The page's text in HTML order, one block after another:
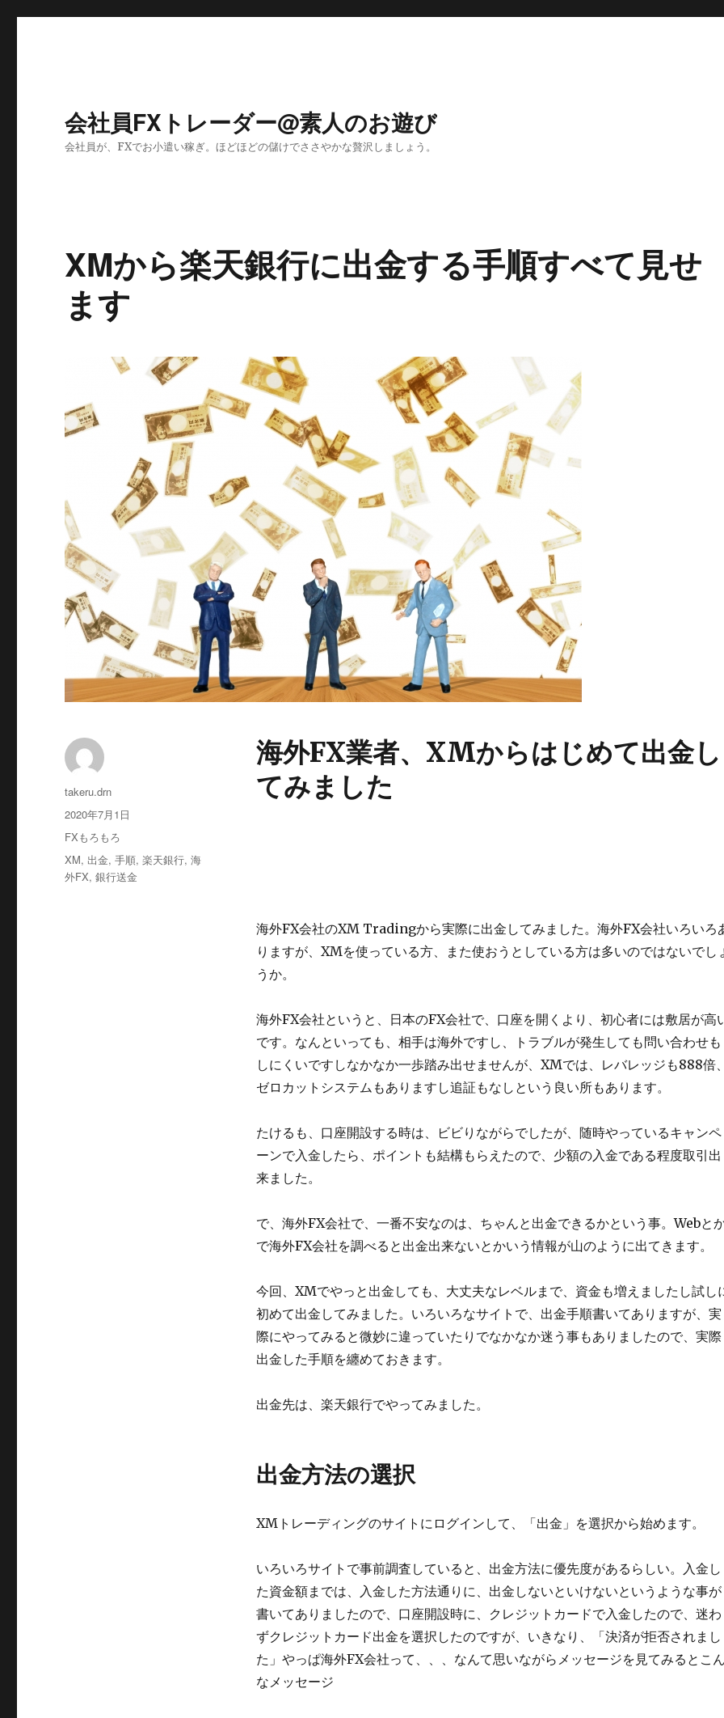
会社員FXトレーダー@素人のお遊び
会社員が、FXでお小遣い稼ぎ。ほどほどの儲けでささやかな贅沢しましょう。
XMから楽天銀行に出金する手順すべて見せ
ます
海外FX業者、XMからはじめて出金し
てみました
海外FX会社のXM Tradingから実際に出金してみました。海外FX会社いろいろ
りますが、XMを使っている方、また使おうとしている方は多いのではないでし
うか。
海外FX会社というと、日本のFX会社で、口座を開くより、初心者には敷居が高
です。なんといっても、相手は海外ですし、トラブルが発生しても問い合わせも
しにくいですしなかなか一歩踏み出せませんが、XMでは、レバレッジも888倍、
ゼロカットシステムもありますし追証もなしという良い所もあります。
たけるも、口座開設する時は、ビビりながらでしたが、随時やっているキャンペ
ーンで入金したら、ポイントも結構もらえたので、少額の入金である程度取引出
来ました。
で、海外FX会社で、一番不安なのは、ちゃんと出金できるかという事。Webと
で海外FX会社を調べると出金出来ないとかいう情報が山のように出てきます。
今回、XMでやっと出金しても、大丈夫なレベルまで、資金も増えましたし試し
初めて出金してみました。いろいろなサイトで、出金手順書いてありますが、実
際にやってみると微妙に違っていたりでなかなか迷う事もありましたので、実際
出金した手順を纏めておきます。
出金先は、楽天銀行でやってみました。
出金方法の選択
XMトレーディングのサイトにログインして、「出金」を選択から始めます。
いろいろサイトで事前調査していると、出金方法に優先度があるらしい。入金し
た資金額までは、入金した方法通りに、出金しないといけないというような事が
書いてありましたので、口座開設時に、クレジットカードで入金したので、迷わ
ずクレジットカード出金を選択したのですが、いきなり、「決済が拒否されまし
た」やっぱ海外FX会社って、、、なんて思いながらメッセージを見てみるとこん
なメッセージ
投
稿
takeru.drn
投
稿
2020年7月1日
カ
テ
ゴ
リ
FXもろもろ
タ
グ
XM, 出金,手順,楽天銀行,海
外FX,銀行送金